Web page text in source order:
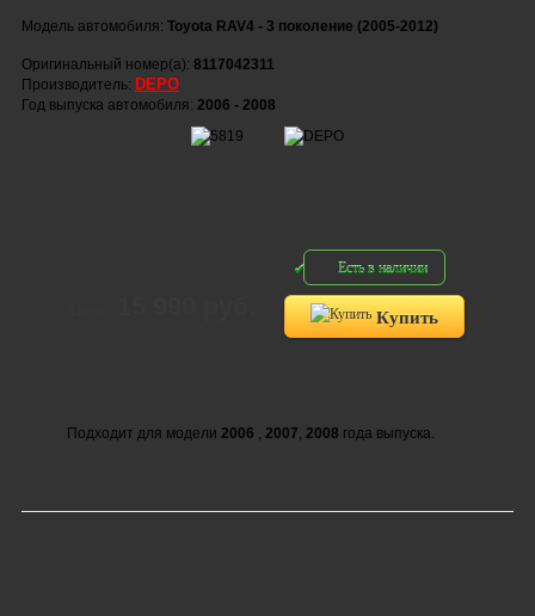
Модель автомобиля: Toyota RAV4 - 3 поколение (2005-2012)
Оригинальный номер(а): 8117042311
Производитель: DEPO
Год выпуска автомобиля: 2006 - 2008
Есть в наличии
Купить
Подходит для модели 2006 , 2007, 2008 года выпуска.